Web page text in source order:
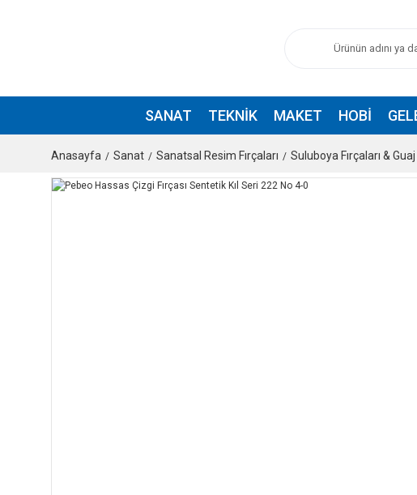
SANAT TEKNIK MAKET HOBI
Anasayfa Sanat Sanatsal Resim Fırçaları Suluboya Fırçaları &